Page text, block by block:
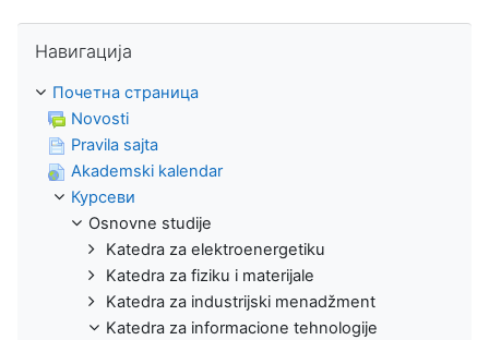
Навигација
Почетна страница
Novosti
Pravila sajta
Akademski kalendar
Курсеви
Osnovne studije
Katedra za elektroenergetiku
Katedra za fiziku i materijale
Katedra za industrijski menadžment
Katedra za informacione tehnologije